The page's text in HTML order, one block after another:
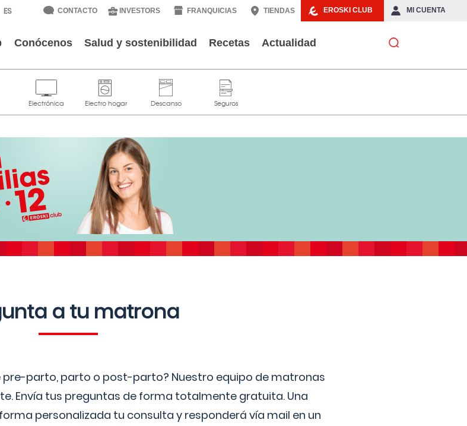
EROSKI CLUB MI CUENTA
CONTACTO INVESTORS FRANQUICIAS TIENDAS
Conócenos Salud y sostenibilidad Recetas Actualidad
a tu matrona
pre-parto, parto o post-parto? Nuestro equipo de matronas
Envía tus preguntas de forma totalmente gratuita. Una
personalizada tu consulta y responderá vía mail en un